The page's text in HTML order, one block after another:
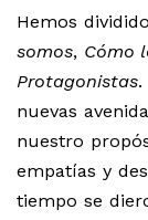
Hemos
somos, Cómo
Protagonistas.
nuevas
nuestro
empatías y
tiempo se